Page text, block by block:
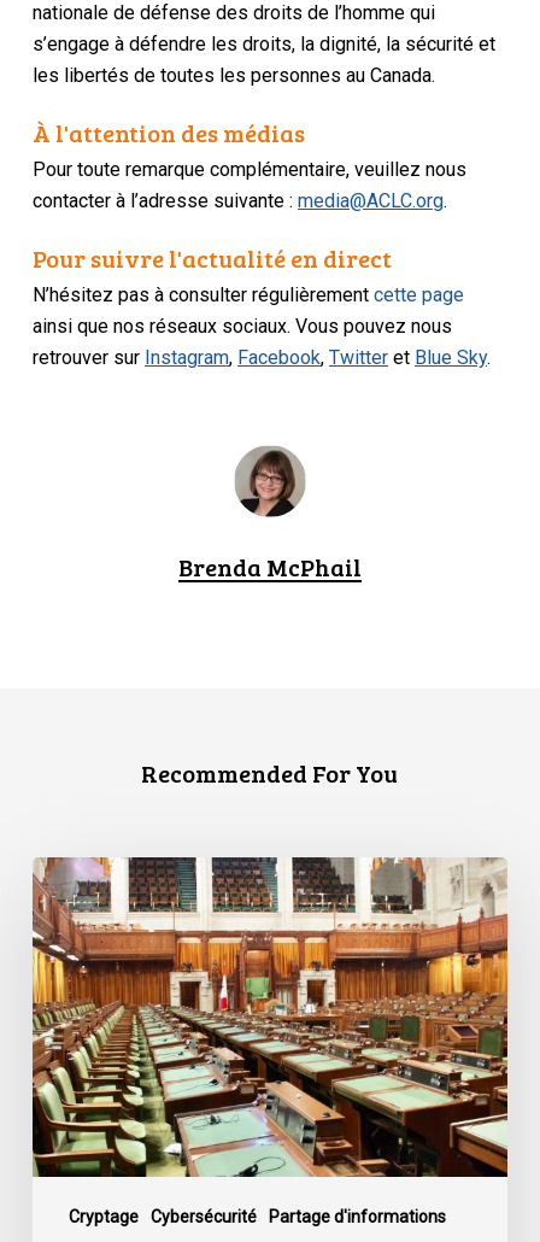
nationale de défense des droits de l’homme qui
s’engage à défendre les droits, la dignité, la sécurité et
les libertés de toutes les personnes au Canada.
À l'attention des médias
Pour toute remarque complémentaire, veuillez nous
contacter à l’adresse suivante :media@ACLC.org.
Pour suivre l'actualité en direct
N’hésitez pas à consulter régulièrementcette page
ainsi que nos réseaux sociaux. Vous pouvez nous
retrouver sur Instagram, Facebook,Twitter et Blue Sky.
Brenda McPhail
Recommended For You
Cryptage Cybersécurité Partage d'informations
L’ACLC
se
joint
à
une
déclaration
dénonçant
la
décision
du
gouvernement